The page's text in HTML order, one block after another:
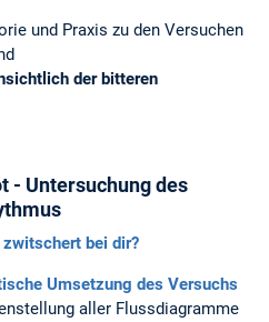
und Praxis zu den Versuchen
der bitteren
- Untersuchung des
zwitschert bei dir?
Umsetzung des Versuchs
aller Flussdiagramme